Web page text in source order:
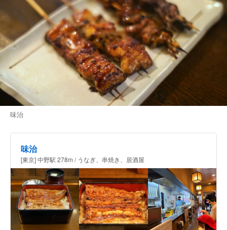
味治
味治
[東京] 中野駅 278m / うなぎ、串焼き、居酒屋